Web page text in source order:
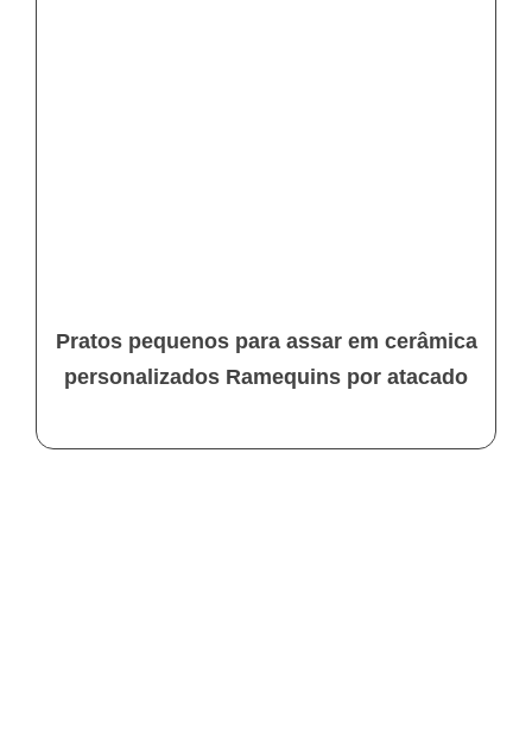
Pratos pequenos para assar em cerâmica
personalizados Ramequins por atacado